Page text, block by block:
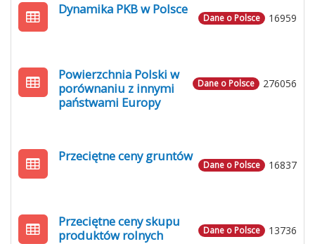
16959
Dane o Polsce
Dynamika PKB w Polsce
276056
Dane o Polsce
Powierzchnia Polski w
porównaniu z innymi
państwami Europy
16837
Dane o Polsce
Przeciętne ceny gruntów
13736
Dane o Polsce
Przeciętne ceny skupu
produktów rolnych